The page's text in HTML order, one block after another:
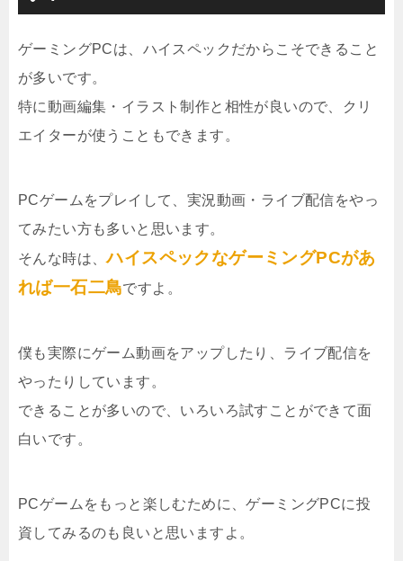
ゲーミングPCは、ハイスペックだからこそできること
が多いです。
特に動画編集・イラスト制作と相性が良いので、クリ
エイターが使うこともできます。
PCゲームをプレイして、実況動画・ライブ配信をやっ
てみたい方も多いと思います。
そんな時は、ハイスペックなゲーミングPCがあ
れば一石二鳥ですよ。
僕も実際にゲーム動画をアップしたり、ライブ配信を
やったりしています。
できることが多いので、いろいろ試すことができて面
白いです。
PCゲームをもっと楽しむために、ゲーミングPCに投
資してみるのも良いと思いますよ。